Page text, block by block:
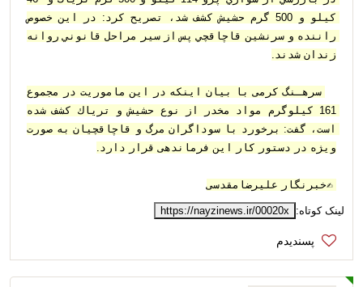
كيلو و 500 گرم حشيش كشف شد، تصريح كرد: در اين خصوص
زندان شدند.
ویژه در دستور کار اين فرماندهی قرار دارد.
لینک کوتاه: https://nayzinews.ir/00020x